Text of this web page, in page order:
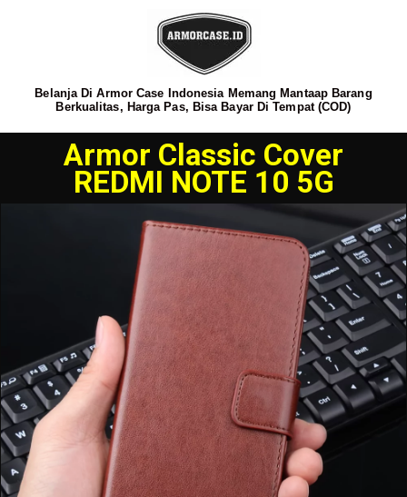
Belanja Di Armor Case Indonesia Memang Mantaap Barang
Berkualitas, Harga Pas, Bisa Bayar Di Tempat (COD)
Armor Classic Cover
REDMI NOTE 10 5G